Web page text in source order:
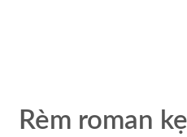
Rèm roman